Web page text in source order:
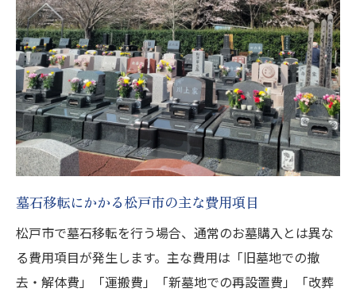
墓石移転にかかる松戸市の主な費用項目
松戸市で墓石移転を行う場合、通常のお墓購入とは異な
る費用項目が発生します。主な費用は「旧墓地での撤
去・解体費」「運搬費」「新墓地での再設置費」「改葬